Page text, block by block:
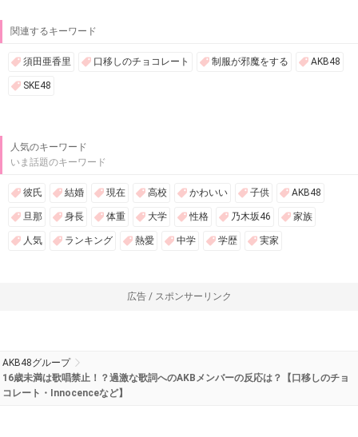
関連するキーワード
須田亜香里 口移しのチョコレート 制服が邪魔をする AKB48
SKE48
人気のキーワード
いま話題のキーワード
彼氏 結婚 現在 高校 かわいい 子供 AKB48
旦那 身長 体重 大学 性格 乃木坂46 家族
人気 ランキング 熱愛 中学 学歴 実家
広告 / スポンサーリンク
AKB48グループ
16歳未満は歌唱禁止！？過激な歌詞へのAKBメンバーの反応は？【口移しのチョ
コレート・Innocenceなど】